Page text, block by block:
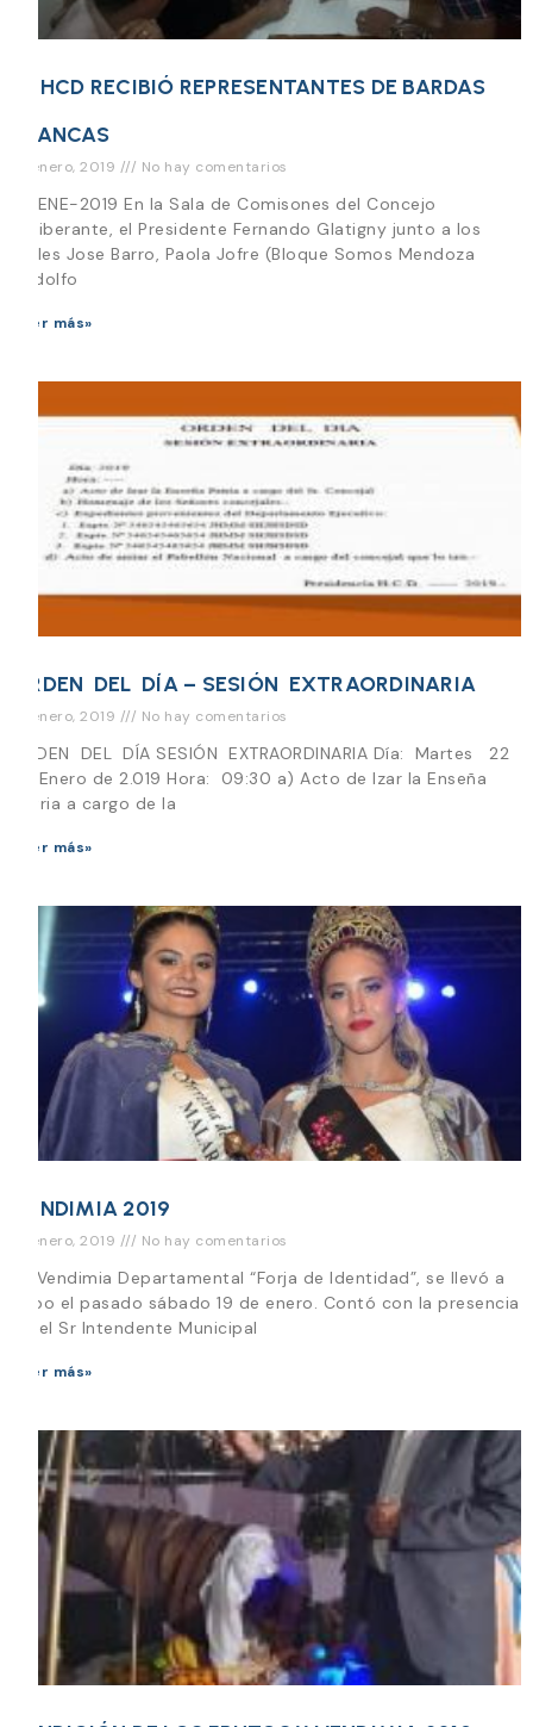
EL HCD RECIBIÓ REPRESENTANTES DE BARDAS
BLANCAS
21 enero, 2019 No hay comentarios
21-ENE-2019 En la Sala de Comisones del Concejo
Deliberante, el Presidente Fernando Glatigny junto a los
Ediles Jose Barro, Paola Jofre (Bloque Somos Mendoza
Rodolfo
Leer más»
ORDEN DEL DÍA – SESIÓN EXTRAORDINARIA
21 enero, 2019 No hay comentarios
ORDEN DEL DÍA SESIÓN EXTRAORDINARIA Día: Martes 22
de Enero de 2.019 Hora: 09:30 a) Acto de Izar la Enseña
Patria a cargo de la
Leer más»
VENDIMIA 2019
21 enero, 2019 No hay comentarios
La Vendimia Departamental “Forja de Identidad”, se llevó a
cabo el pasado sábado 19 de enero. Contó con la presencia
de el Sr Intendente Municipal
Leer más»